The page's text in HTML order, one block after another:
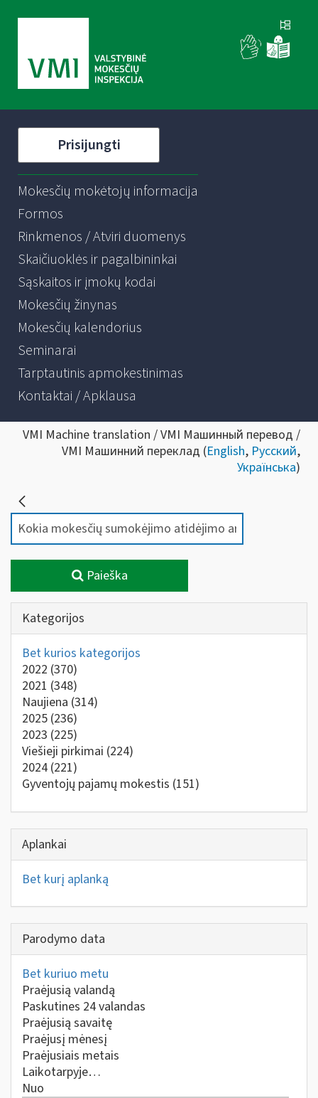
Prisijungti
Mokesčių mokėtojų informacija
Formos
Rinkmenos / Atviri duomenys
Skaičiuoklės ir pagalbininkai
Sąskaitos ir įmokų kodai
Mokesčių žinynas
Mokesčių kalendorius
Seminarai
Tarptautinis apmokestinimas
Kontaktai / Apklausa
VMI Machine translation / VMI Машинный перевод /
VMI Машинний переклад (English, Русский,
Українська)
Paieška
Kategorijos
Bet kurios kategorijos
2022 (370)
2021 (348)
Naujiena (314)
2025 (236)
2023 (225)
Viešieji pirkimai (224)
2024 (221)
Gyventojų pajamų mokestis (151)
Aplankai
Bet kurį aplanką
Parodymo data
Bet kuriuo metu
Praėjusią valandą
Paskutines 24 valandas
Praėjusią savaitę
Praėjusį mėnesį
Praėjusiais metais
Laikotarpyje…
Nuo